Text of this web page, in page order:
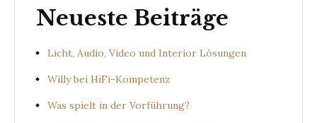
Neueste Beiträge
Licht, Audio, Video und Interior Lösungen
Willy bei HiFi-Kompetenz
Was spielt in der Vorführung?